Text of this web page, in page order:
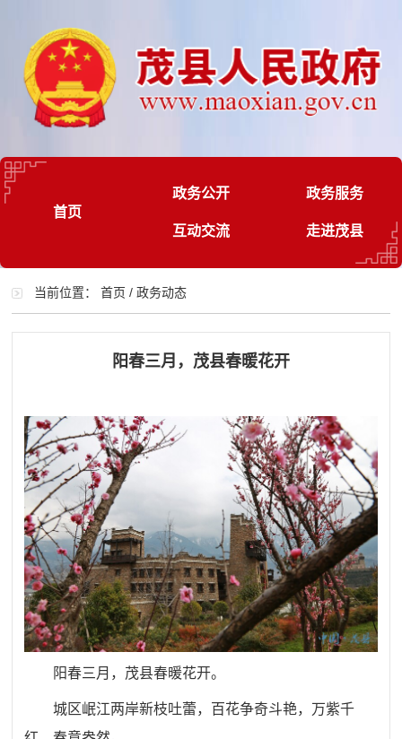
首页
政务公开 政务服务
互动交流 走进茂县
当前位置：首页 /政务动态
阳春三月，茂县春暖花开
阳春三月， 茂县春暖花开。
城区岷江两岸新枝吐蕾， 百花争奇斗艳，万紫千